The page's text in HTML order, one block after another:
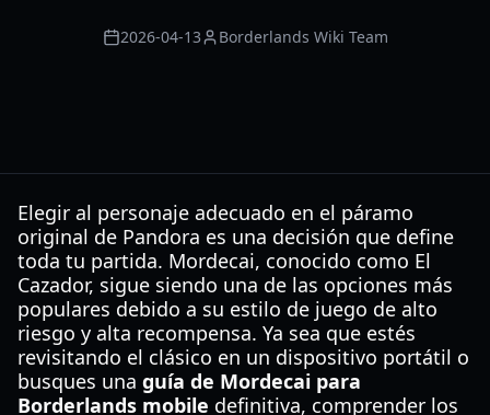
2026-04-13 Borderlands Wiki Team
Elegir al personaje adecuado en el páramo
original de Pandora es una decisión que define
toda tu partida. Mordecai, conocido como El
Cazador, sigue siendo una de las opciones más
populares debido a su estilo de juego de alto
riesgo y alta recompensa. Ya sea que estés
revisitando el clásico en un dispositivo portátil o
busques una guía de Mordecai para
Borderlands mobile definitiva, comprender los